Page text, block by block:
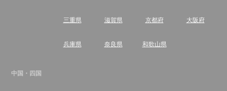
三重県 滋賀県 京都府 大阪府
兵庫県 奈良県 和歌山県
中国・四国